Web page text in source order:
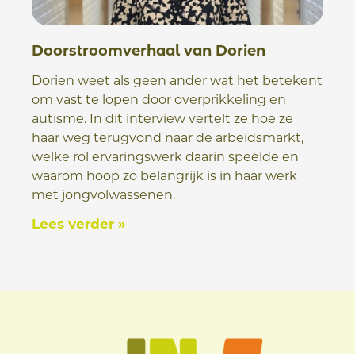
Doorstroomverhaal van Dorien
Dorien weet als geen ander wat het betekent
om vast te lopen door overprikkeling en
autisme. In dit interview vertelt ze hoe ze
haar weg terugvond naar de arbeidsmarkt,
welke rol ervaringswerk daarin speelde en
waarom hoop zo belangrijk is in haar werk
met jongvolwassenen.
Lees verder »